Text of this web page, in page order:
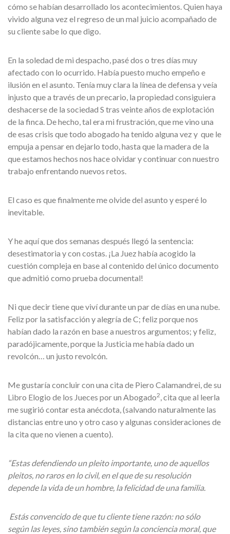
cómo se habían desarrollado los acontecimientos. Quien haya
vivido alguna vez el regreso de un mal juicio acompañado de
su cliente sabe lo que digo.
En la soledad de mi despacho, pasé dos o tres días muy
afectado con lo ocurrido. Había puesto mucho empeño e
ilusión en el asunto. Tenía muy clara la línea de defensa y veía
injusto que a través de un precario, la propiedad consiguiera
deshacerse de la sociedad S tras veinte años de explotación
de la finca. De hecho, tal era mi frustración, que me vino una
de esas crisis que todo abogado ha tenido alguna vez y que le
empuja a pensar en dejarlo todo, hasta que la madera de la
que estamos hechos nos hace olvidar y continuar con nuestro
trabajo enfrentando nuevos retos.
El caso es que finalmente me olvide del asunto y esperé lo
inevitable.
Y he aquí que dos semanas después llegó la sentencia:
desestimatoria y con costas. ¡La Juez había acogido la
cuestión compleja en base al contenido del único documento
que admitió como prueba documental!
Ni que decir tiene que viví durante un par de días en una nube.
Feliz por la satisfacción y alegría de C; feliz porque nos
habían dado la razón en base a nuestros argumentos; y feliz,
paradójicamente, porque la Justicia me había dado un
revolcón… un justo revolcón.
Me gustaría concluir con una cita de Piero Calamandrei, de su
Libro Elogio de los Jueces por un Abogado2, cita que al leerla
me sugirió contar esta anécdota, (salvando naturalmente las
distancias entre uno y otro caso y algunas consideraciones de
la cita que no vienen a cuento).
“Estas defendiendo un pleito importante, uno de aquellos
pleitos, no raros en lo civil, en el que de su resolución
depende la vida de un hombre, la felicidad de una familia.
Estás convencido de que tu cliente tiene razón: no sólo
según las leyes, sino también según la conciencia moral, que